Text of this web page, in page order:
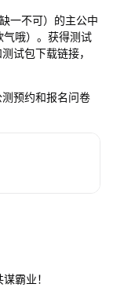
一不可）的主公中
哦）。获得测试
试包下载链接，
预约和报名问卷
霸业！